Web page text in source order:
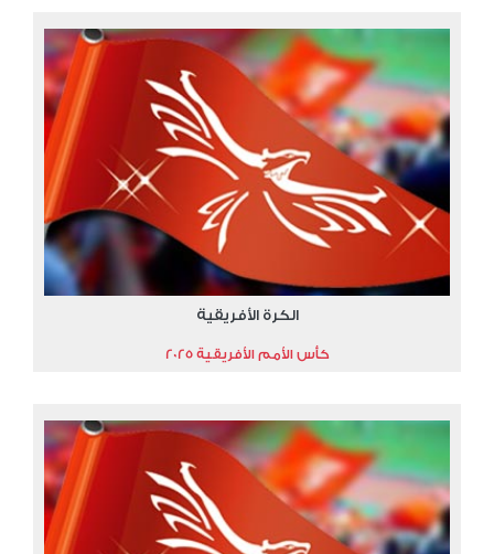
الكرة الأفريقية
كأس الأمم الأفريقية 2025